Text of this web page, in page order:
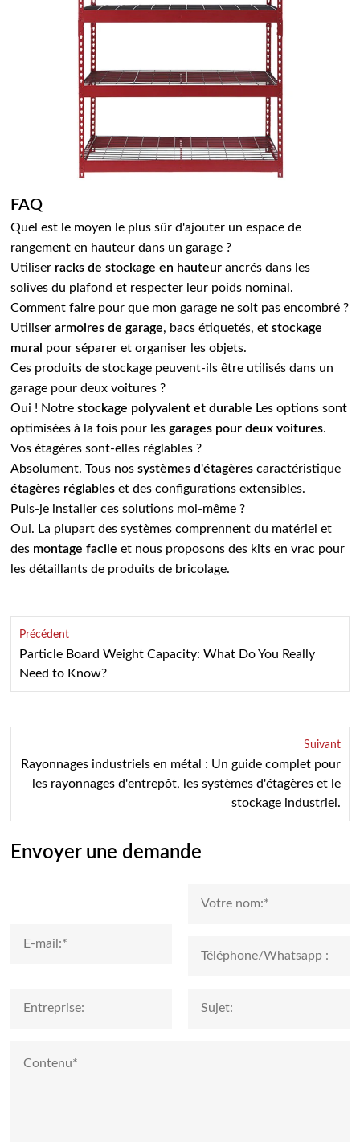
FAQ
Quel est le moyen le plus sûr d'ajouter un espace de
rangement en hauteur dans un garage ?
Utiliser racks de stockage en hauteur ancrés dans les
solives du plafond et respecter leur poids nominal.
Comment faire pour que mon garage ne soit pas encombré ?
Utiliserarmoires de garage, bacs étiquetés, etstockage
mural
pour séparer et organiser les objets.
Ces produits de stockage peuvent-ils être utilisés dans un
garage pour deux voitures ?
Oui ! Notrestockage polyvalent et durable Les options sont
optimisées à la fois pour lesgarages pour deux voitures.
Vos étagères sont-elles réglables ?
Absolument. Tous nossystèmes d'étagères caractéristique
étagères réglables et des configurations extensibles.
Puis-je installer ces solutions moi-même ?
Oui. La plupart des systèmes comprennent du matériel et
des montage facile et nous proposons des kits en vrac pour
les détaillants de produits de bricolage.
Précédent
Particle Board Weight Capacity: What Do You Really
Need to Know?
Suivant
Rayonnages industriels en métal : Un guide complet pour
les rayonnages d'entrepôt, les systèmes d'étagères et le
stockage industriel.
Envoyer une demande